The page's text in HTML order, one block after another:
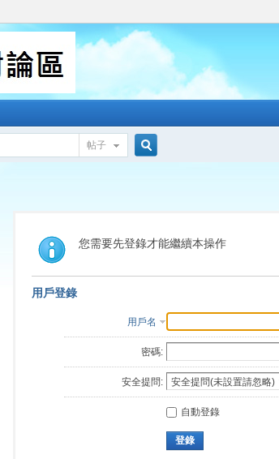
帖子
索
您需要先登錄才能繼續本操作
用戶登錄
用戶名
密碼:
安全提問:
自動登錄
登錄